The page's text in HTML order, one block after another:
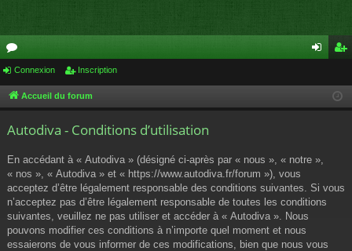
or
u cri
Connexion Inscription
Accueil du forum
Autodiva - Conditions d’utilisation
En accédant à « Autodiva » (désigné ci-après par « nous », « notre »,
« nos », « Autodiva » et « https://www.autodiva.fr/forum »), vous
acceptez d’être légalement responsable des conditions suivantes. Si vous
n’acceptez pas d’être légalement responsable de toutes les conditions
suivantes, veuillez ne pas utiliser et accéder à « Autodiva ». Nous
pouvons modifier ces conditions à n’importe quel moment et nous
essaierons de vous informer de ces modifications, bien que nous vous